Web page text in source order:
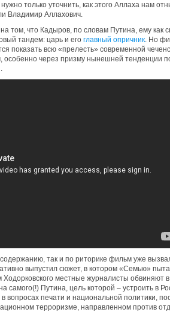
только уточнить, как этого Аллаха нам
Владимир Аллахович.
том, что Кадыров, по словам Путина, ему как
тандем: царь и его главный опричник. Но
показать всю «прелесть» современной
через призму нынешней тенденции
так и по риторике фильм уже
выпустил сюжет, в котором «Семью»
местные журналисты обвиняют
самого(!) Путина, цель которой – устроить в
вопросах печати и национальной политики,
терроризме, направленном против